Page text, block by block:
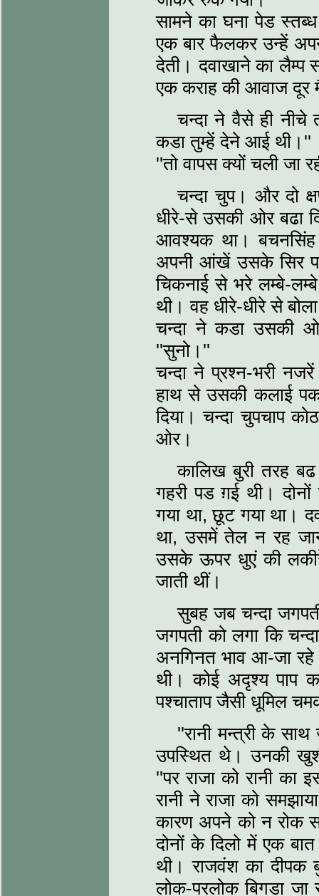
सामने का घना पेड
एक बार फैलकर उन्हें
देती। दवाखाने का
एक कराह की आवाज
चन्दा ने वैसे ही
कडा तुम्हें देने आई थी।''
''तो वापस क्यों चली जा
चन्दा चुप। और दो
धीरे-से उसकी ओर बढा
आवश्यक था। बचनसिंह
अपनी आंखें उसके सिर
चिकनाई से भरे लम्बे-
थी। वह धीरे-धीरे से
चन्दा ने कडा उसकी
''सुनो।''
चन्दा ने प्रश्न-भरी
हाथ से उसकी कलाई
दिया। चन्दा चुपचाप
ओर।
कालिख बुरी तरह
गहरी पड ग़ई थी।
गया था, छूट गया था।
था, उसमें तेल न रह
उसके ऊपर धुएं की
जाती थीं।
सुबह जब चन्दा
जगपती को लगा कि
अनगिनत भाव आ-जा रहे
थी। कोई अदृश्य पाप
पश्चाताप जैसी धूमिल
''रानी मन्त्री के
उपस्थित थे। उनकी
''पर राजा को रानी का
रानी ने राजा को
कारण अपने को न रोक
दोनों के दिलो में एक
थी। राजवंश का दीपक
लोक-परलोक बिगडा जा